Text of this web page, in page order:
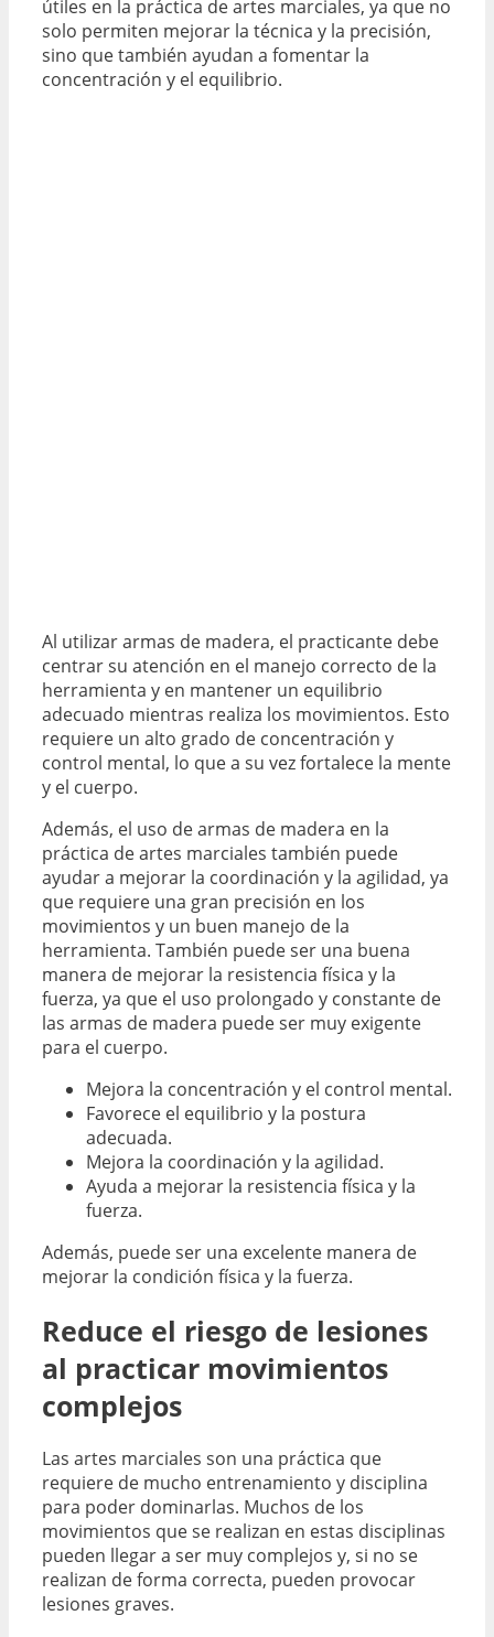
útiles en la práctica de artes marciales, ya que no
solo permiten mejorar la técnica y la precisión,
sino que también ayudan a fomentar la
concentración y el equilibrio.
Al utilizar armas de madera, el practicante debe
centrar su atención en el manejo correcto de la
herramienta y en mantener un equilibrio
adecuado mientras realiza los movimientos. Esto
requiere un alto grado de concentración y
control mental, lo que a su vez fortalece la mente
y el cuerpo.
Además, el uso de armas de madera en la
práctica de artes marciales también puede
ayudar a mejorar la coordinación y la agilidad, ya
que requiere una gran precisión en los
movimientos y un buen manejo de la
herramienta. También puede ser una buena
manera de mejorar la resistencia física y la
fuerza, ya que el uso prolongado y constante de
las armas de madera puede ser muy exigente
para el cuerpo.
Mejora la concentración y el control mental.
Favorece el equilibrio y la postura
adecuada.
Mejora la coordinación y la agilidad.
Ayuda a mejorar la resistencia física y la
fuerza.
Además, puede ser una excelente manera de
mejorar la condición física y la fuerza.
Reduce el riesgo de lesiones
al practicar movimientos
complejos
Las artes marciales son una práctica que
requiere de mucho entrenamiento y disciplina
para poder dominarlas. Muchos de los
movimientos que se realizan en estas disciplinas
pueden llegar a ser muy complejos y, si no se
realizan de forma correcta, pueden provocar
lesiones graves.